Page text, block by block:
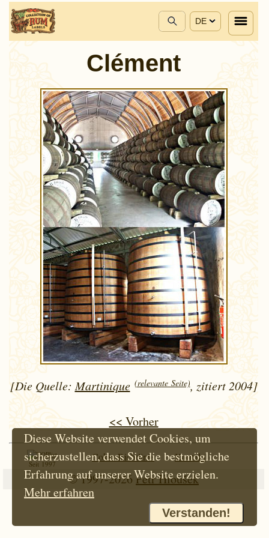
DE
Clément
[Die Quelle: Martinique (relevante Seite), zitiert 2004]
<< Vorher
Seit 1997
Cokie-Richtlinie Kontakt
© 1997-2026 Petr Hloušek
Diese Website verwendet Cookies, um
sicherzustellen, dass Sie die bestmögliche
Erfahrung auf unserer Website erzielen.
Mehr erfahren
Verstanden!